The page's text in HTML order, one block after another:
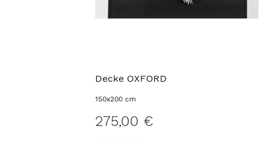
Decke OXFORD
150x200 cm
275,00 €